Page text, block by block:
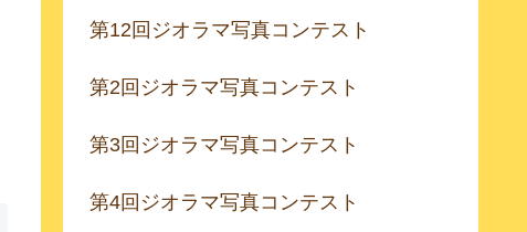
第12回ジオラマ写真コンテスト
第2回ジオラマ写真コンテスト
第3回ジオラマ写真コンテスト
第4回ジオラマ写真コンテスト